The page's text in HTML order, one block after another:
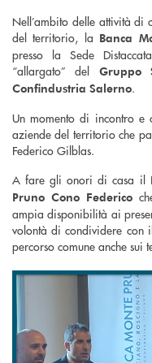
Nell’ambito delle attività di
del territorio, la Banca
presso la Sede
“allargato” del Gruppo
Confindustria Salerno.
Un momento di incontro e
aziende del territorio che
Federico Gilblas.
A fare gli onori di casa il
Pruno Cono Federico
ampia disponibilità ai
volontà di condividere con
percorso comune anche sui